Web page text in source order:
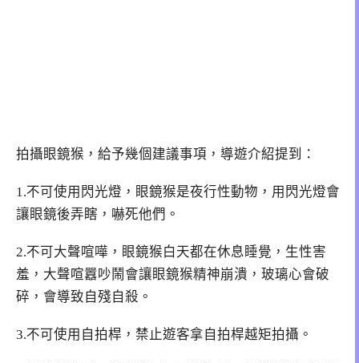
拍攝眼鏡猴，給予幾個建議事項，導遊介紹提到：
1.不可使用閃光燈，眼鏡猴是夜行性動物，用閃光燈會
讓眼鏡後弄瞎，嚇死他們。
2.不可大聲喧嘩，眼鏡猴白天都在休息睡覺，生性害
羞，大聲喧囂吵鬧會讓眼鏡猴精神崩潰，玻璃心會破
碎，會導致自殘自殺。
3.不可使用自拍桿，禁止遊客拿自拍桿越矩拍攝。